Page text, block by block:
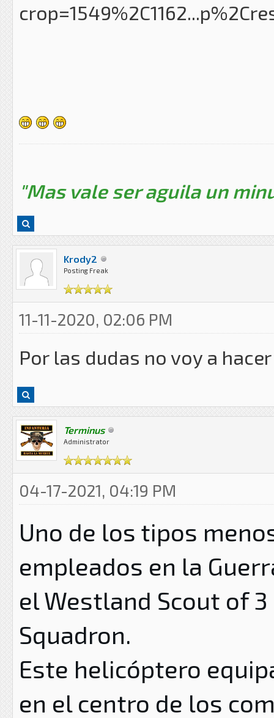
"Mas vale ser aguila un
Krody2
Posting Freak
11-11-2020, 02:06 PM
Por las dudas no voy a
Terminus
Administrator
04-17-2021, 04:19 PM
Uno de los tipos
empleados en la
el Westland Scout of
Squadron.
Este helicóptero
en el centro de los